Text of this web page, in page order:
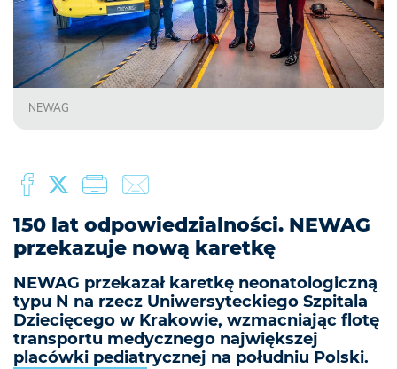
NEWAG
150 lat odpowiedzialności. NEWAG
przekazuje nową karetkę
NEWAG przekazał karetkę neonatologiczną
typu N na rzecz Uniwersyteckiego Szpitala
Dziecięcego w Krakowie, wzmacniając flotę
transportu medycznego największej
placówki pediatrycznej na południu Polski.